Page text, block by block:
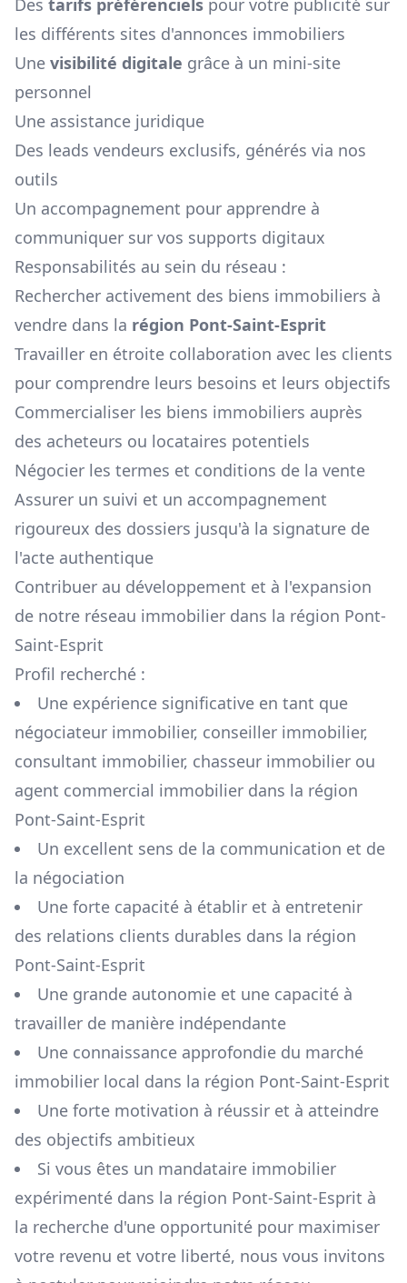
Des tarifs préférenciels pour votre publicité sur
les différents sites d'annonces immobiliers
Une visibilité digitale grâce à un mini-site
personnel
Une assistance juridique
Des leads vendeurs exclusifs, générés via nos
outils
Un accompagnement pour apprendre à
communiquer sur vos supports digitaux
Responsabilités au sein du réseau :
Rechercher activement des biens immobiliers à
vendre dans la région Pont-Saint-Esprit
Travailler en étroite collaboration avec les clients
pour comprendre leurs besoins et leurs objectifs
Commercialiser les biens immobiliers auprès
des acheteurs ou locataires potentiels
Négocier les termes et conditions de la vente
Assurer un suivi et un accompagnement
rigoureux des dossiers jusqu'à la signature de
l'acte authentique
Contribuer au développement et à l'expansion
de notre réseau immobilier dans la région Pont-
Saint-Esprit
Profil recherché :
Une expérience significative en tant que
négociateur immobilier, conseiller immobilier,
consultant immobilier, chasseur immobilier ou
agent commercial immobilier dans la région
Pont-Saint-Esprit
Un excellent sens de la communication et de
la négociation
Une forte capacité à établir et à entretenir
des relations clients durables dans la région
Pont-Saint-Esprit
Une grande autonomie et une capacité à
travailler de manière indépendante
Une connaissance approfondie du marché
immobilier local dans la région Pont-Saint-Esprit
Une forte motivation à réussir et à atteindre
des objectifs ambitieux
Si vous êtes un mandataire immobilier
expérimenté dans la région Pont-Saint-Esprit à
la recherche d'une opportunité pour maximiser
votre revenu et votre liberté, nous vous invitons